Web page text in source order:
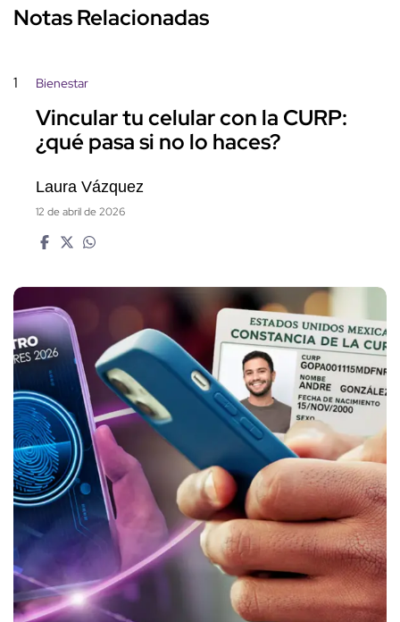
Notas Relacionadas
1 Bienestar
Vincular tu celular con la CURP:
¿qué pasa si no lo haces?
Laura Vázquez
12 de abril de 2026